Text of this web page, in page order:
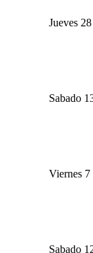
Jueves
Sabado
Viernes 7
Sabado